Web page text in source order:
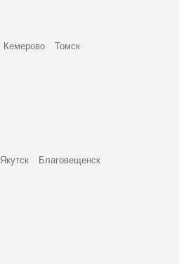
Кемерово Томск
Якутск
Благовещенск